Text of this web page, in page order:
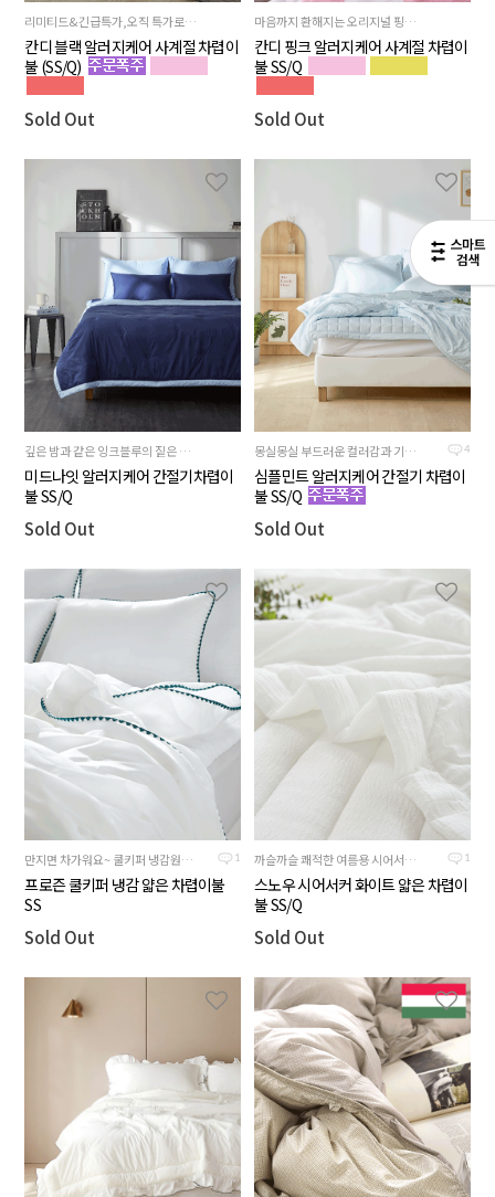
리미티드&긴급특가,오직 특가로 드리기 위해 다시 만들었습니다. 적립금사용가능! 쿠폰은 사용불가
칸디 블랙 알러지케어 사계절 차렵이
불 (SS/Q)
Sold Out
마음까지 환해지는 오리지널 핑크컬러
칸디 핑크 알러지케어 사계절 차렵이
불 SS/Q
Sold Out
깊은 밤과 같은 잉크블루의 짙은 색감과 뒷면 스카이블루의 시원한 배색이 조화로운
미드나잇 알러지케어 간절기차렵이
불 SS/Q
Sold Out
4
몽실몽실 부드러운 컬러감과 기분까지 상쾌해지는 하늘빛 민트블루
심플민트 알러지케어 간절기 차렵이
불 SS/Q
Sold Out
1
만지면 차가워요~ 쿨키퍼 냉감원단의 만든 시원한 여름용이불
프로즌 쿨키퍼 냉감 얇은 차렵이불
SS
Sold Out
1
까슬까슬 쾌적한 여름용 시어서커원단, 깔끔하고 단아한 화이트컬러의 얇은 차렵이불
스노우 시어서커 화이트 얇은 차렵이
불 SS/Q
Sold Out